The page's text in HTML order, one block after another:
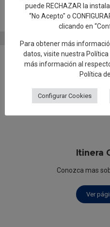
itinerarios recorridos por el
caso de Talavera y comarca,
Itinera
Conozca mas
Ver
puede RECHAZAR la
“No Acepto" o
clicando en
Para obtener más
datos, visite nuestra
más información al
Política
Configurar Cookies